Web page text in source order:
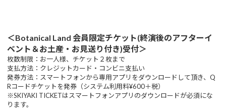
＜Botanical Land 会員限定チケット(終演後のアフターイ
ベント＆お土産・お見送り付き)受付＞
枚数制限：お一人様、チケット２枚まで
支払方法：クレジットカード・コンビニ支払い
発券方法：スマートフォンから専用アプリをダウンロードして頂き、Q
Rコードチケットを発券（システム利用料¥600＋税）
※SKIYAKI TICKETはスマートフォンアプリのダウンロードが必須にな
ります。